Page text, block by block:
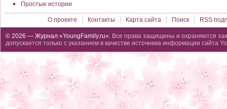
Простые истории
О проекте Контакты Карта сайта Поиск RSS
© 2026 — Журнал «YoungFamily.ru». Все права защищены и охраняются
допускается только с указанием в качестве источника информации сайта